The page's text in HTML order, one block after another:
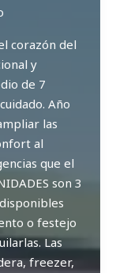
corazón del
y
de 7
Año
las
al
que el
son 3
o festejo
Las
freezer,